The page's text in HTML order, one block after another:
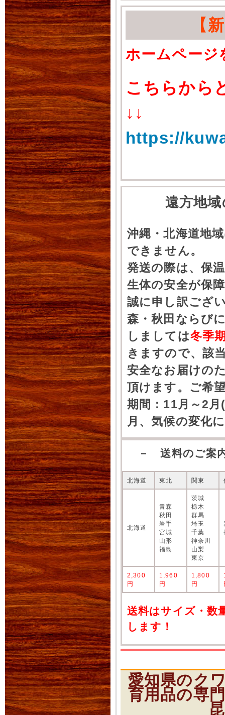
【
ホームページ
こちらから
↓↓
https://
遠方地
沖縄・北海道地
できません。
発送の際は、保
生体の安全が保
誠に申し訳ござ
森・秋田ならび
しましては冬季
きますので、該
安全なお届けの
頂けます。ご希
期間：11月～2
月、気候の変化
－ 送料のご案
北海道 東北 関東
北海道
青森
秋田
岩手
宮城
山形
福島
茨城
栃木
群馬
埼玉
千葉
神奈川
山梨
東京
2,300
円
1,960
円
1,800
円
送料はサイズ・数
します！
愛知県のク
育用品の専
昆虫シ